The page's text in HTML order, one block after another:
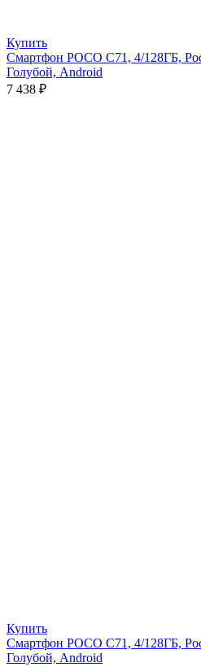
Купить
Смартфон POCO C71, 4/128ГБ,
Голубой, Android
7 438 ₽
Купить
Смартфон POCO C71, 4/128ГБ,
Голубой, Android